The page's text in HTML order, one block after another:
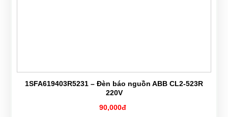
1SFA619403R5231 – Đèn báo nguồn ABB CL2-523R
220V
90,000đ